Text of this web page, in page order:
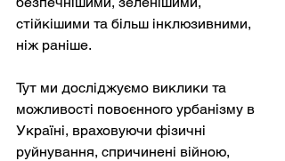
стійкішими та більш інклюзивними,
ніж раніше.
Тут ми досліджуємо виклики та
можливості повоєнного урбанізму в
Україні, враховуючи фізичні
руйнування, спричинені війною,